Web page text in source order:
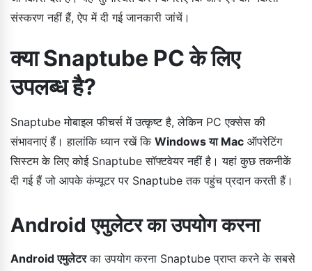
संस्करण नहीं हैं, ऐप में दी गई जानकारी जांचें।
क्या Snaptube PC के लिए
उपलब्ध है?
Snaptube मोबाइल फीचर्स में उत्कृष्ट है, लेकिन PC एक्सेस की
संभावनाएं हैं। हालांकि ध्यान रखें कि Windows या Mac ऑपरेटिंग
सिस्टम के लिए कोई Snaptube सॉफ्टवेयर नहीं है। यहां कुछ तकनीकें
दी गई हैं जो आपके कंप्यूटर पर Snaptube तक पहुंच प्रदान करती हैं।
Android एमुलेटर का उपयोग करना
Android एमुलेटरका उपयोग करना Snaptube प्राप्त करने के सबसे